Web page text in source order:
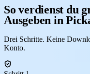
So verdienst du
Ausgeben in
Drei Schritte. Keine
Konto.